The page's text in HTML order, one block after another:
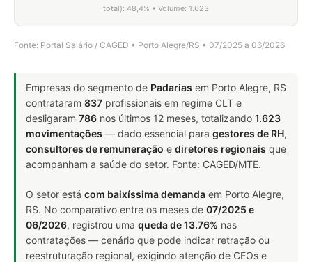
total): 48,4% • Volume: 1.623
Fonte: Portal Salário / CAGED • Porto Alegre/RS • 07/2025 a 06/2026
Empresas do segmento de Padarias em Porto Alegre, RS
contrataram 837 profissionais em regime CLT e
desligaram 786 nos últimos 12 meses, totalizando 1.623
movimentações — dado essencial para gestores de RH,
consultores de remuneração e diretores regionais que
acompanham a saúde do setor. Fonte: CAGED/MTE.
O setor está com baixíssima demanda em Porto Alegre,
RS. No comparativo entre os meses de 07/2025 e
06/2026, registrou uma queda de 13.76% nas
contratações — cenário que pode indicar retração ou
reestruturação regional, exigindo atenção de CEOs e